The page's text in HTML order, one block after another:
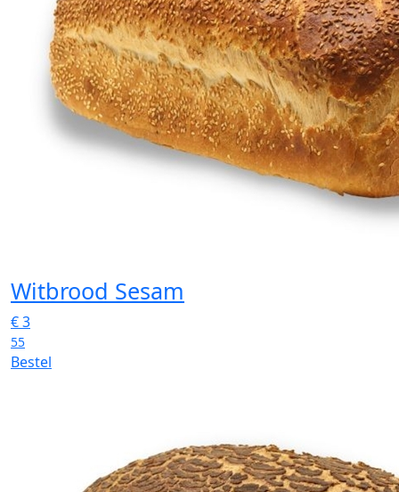
Witbrood Sesam
€3
55
Bestel